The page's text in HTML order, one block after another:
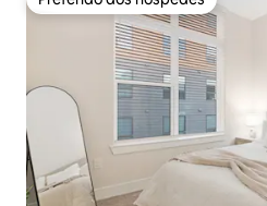
Preferido dos hóspedes